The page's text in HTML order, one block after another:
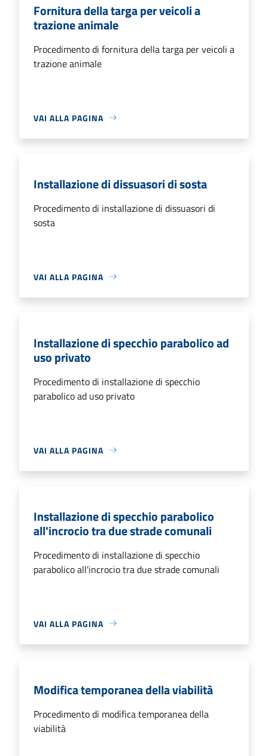
Fornitura della targa per veicoli a
trazione animale
Procedimento di fornitura della targa per veicoli a
trazione animale
VAI ALLA PAGINA
Installazione di dissuasori di sosta
Procedimento di installazione di dissuasori di
sosta
VAI ALLA PAGINA
Installazione di specchio parabolico ad
uso privato
Procedimento di installazione di specchio
parabolico ad uso privato
VAI ALLA PAGINA
Installazione di specchio parabolico
all'incrocio tra due strade comunali
Procedimento di installazione di specchio
parabolico all'incrocio tra due strade comunali
VAI ALLA PAGINA
Modifica temporanea della viabilità
Procedimento di modifica temporanea della
viabilità